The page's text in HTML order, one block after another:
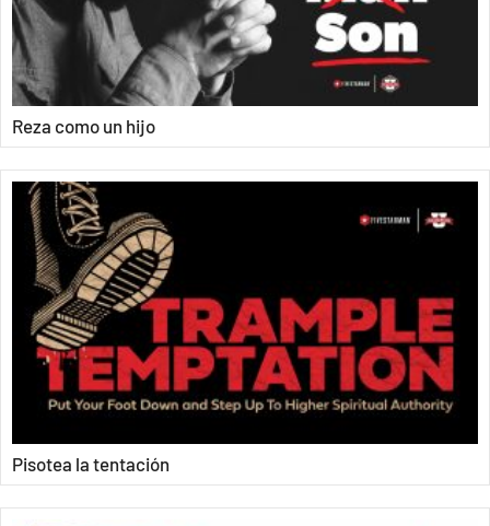
Reza como un hijo
Pisotea la tentación